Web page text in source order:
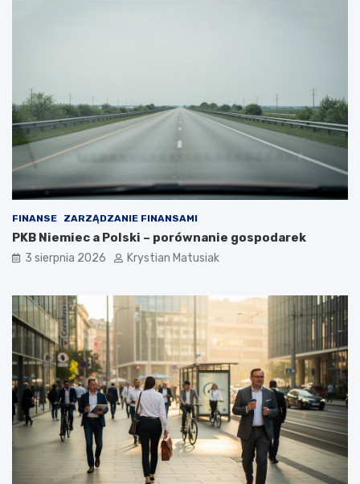
FINANSE ZARZĄDZANIE FINANSAMI
PKB Niemiec a Polski – porównanie gospodarek
3 sierpnia 2026 Krystian Matusiak